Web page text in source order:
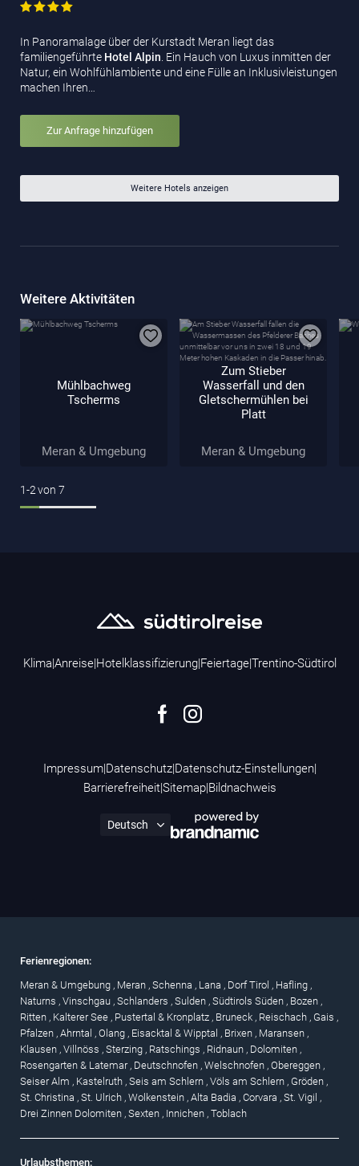
In Panoramalage über der Kurstadt Meran liegt das
familiengeführte Hotel Alpin. Ein Hauch von Luxus inmitten der
Natur, ein Wohlfühlambiente und eine Fülle an Inklusivleistungen
machen Ihren…
Zur Anfrage hinzufügen
Weitere Hotels anzeigen
Weitere Aktivitäten
Mühlbachweg
Tscherms
Meran & Umgebung
Zum Stieber
Wasserfall und den
Gletschermühlen bei
Platt
Meran & Umgebung
1-2von 7
Klima|Anreise|Hotelklassifizierung|Feiertage|Trentino-Südtirol
Impressum|Datenschutz|Datenschutz-Einstellungen|
Barrierefreiheit|Sitemap|Bildnachweis
Ferienregionen:
Meran & Umgebung , Meran , Schenna , Lana , Dorf Tirol , Hafling ,
Naturns , Vinschgau , Schlanders , Sulden , Südtirols Süden , Bozen ,
Ritten , Kalterer See , Pustertal & Kronplatz , Bruneck , Reischach , Gais ,
Pfalzen , Ahrntal , Olang , Eisacktal & Wipptal , Brixen , Maransen ,
Klausen , Villnöss , Sterzing , Ratschings , Ridnaun , Dolomiten ,
Rosengarten & Latemar , Deutschnofen , Welschnofen , Obereggen ,
Seiser Alm , Kastelruth , Seis am Schlern , Völs am Schlern , Gröden ,
St. Christina , St. Ulrich , Wolkenstein , Alta Badia , Corvara , St. Vigil ,
Drei Zinnen Dolomiten , Sexten , Innichen , Toblach
Urlaubsthemen: